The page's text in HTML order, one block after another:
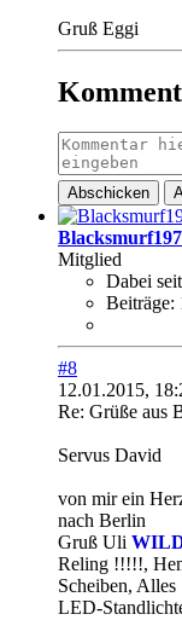
Gruß Eggi
Abschicken
Mitglied
Dabei
Beiträge:
#8
12.01.2015,
Re: Grüße aus
Servus David
von mir ein
nach Berlin
Gruß Uli
Reling !!!!!,
Scheiben,
LED-